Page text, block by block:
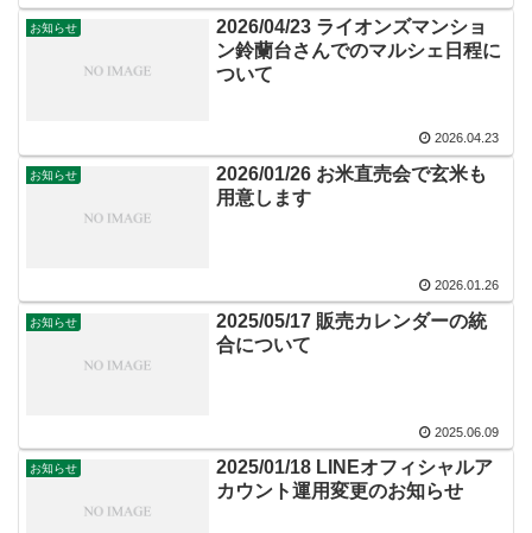
お知らせ
2026/04/23 ライオンズマンショ
ン鈴蘭台さんでのマルシェ日程に
ついて
2026.04.23
お知らせ
2026/01/26 お米直売会で玄米も
用意します
2026.01.26
お知らせ
2025/05/17 販売カレンダーの統
合について
2025.06.09
お知らせ
2025/01/18 LINEオフィシャルア
カウント運用変更のお知らせ